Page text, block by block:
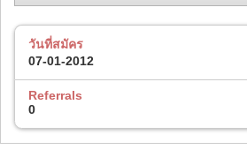
วันที่สมัคร
07-01-2012
Referrals
0